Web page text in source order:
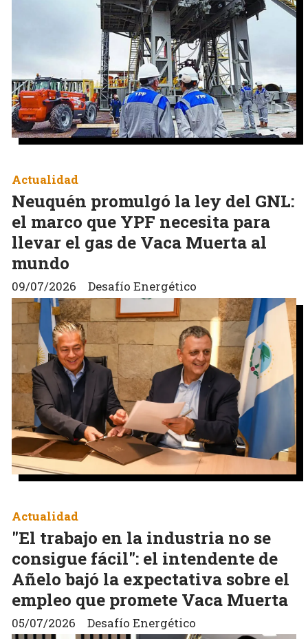
Neuquén promulgó la ley del GNL:
el marco que YPF necesita para
llevar el gas de Vaca Muerta al
mundo
Desafío Energético
Actualidad
09/07/2026
"El trabajo en la industria no se
consigue fácil": el intendente de
Añelo bajó la expectativa sobre el
empleo que promete Vaca Muerta
Desafío Energético
Actualidad
05/07/2026